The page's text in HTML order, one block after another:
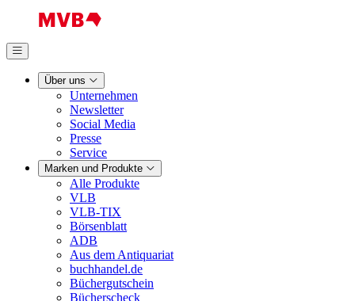
Über uns
Unternehmen
Newsletter
Social Media
Presse
Service
Marken und Produkte
Alle Produkte
VLB
VLB-TIX
Börsenblatt
ADB
Aus dem Antiquariat
buchhandel.de
Büchergutschein
Bücherscheck